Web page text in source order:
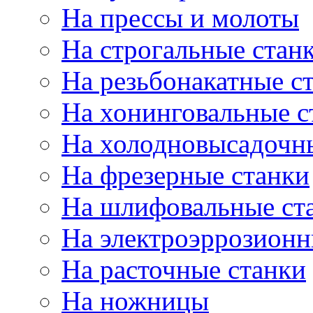
На прессы и молоты
На строгальные
На резьбонакатные
На хонинговальные
На
На фрезерные станки
На шлифовальные
На
На расточные станки
На ножницы